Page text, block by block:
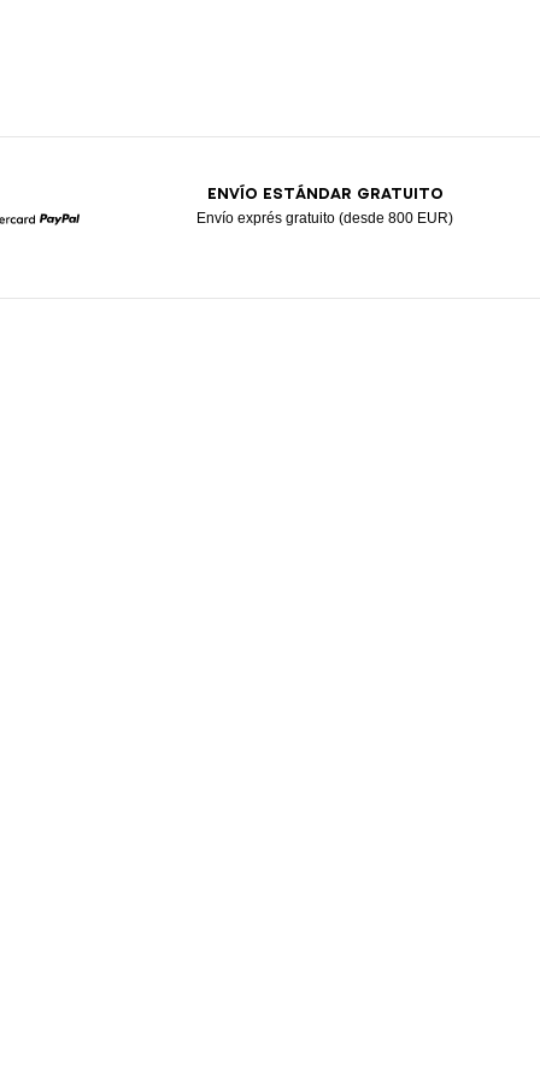
ENVÍO ESTÁNDAR GRATUITO
Envío exprés gratuito (desde 800 EUR)